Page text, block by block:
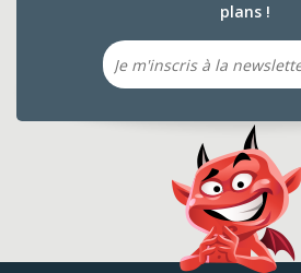
plans !
Email